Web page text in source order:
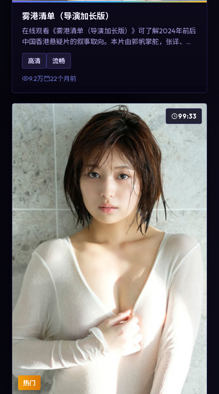
雾港清单（导演加长版）
在线观看《雾港清单（导演加长版）》可了解2024年前后
中国香港悬疑片的叙事取向。本片由郭帆掌舵，张译、王
景春与咏梅主演，情节通过音乐与声音设计强化情绪张
力，兼具娱乐性与讨论空间，适合作为片单补充与类型对
比参考。
高清 流畅
9.2万 22个月前
热门
99:33